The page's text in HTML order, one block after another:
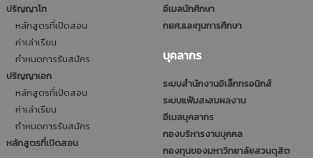
ปริญญาโท
หลักสูตรที่เปิดสอน
ค่าเล่าเรียน
กำหนดการรับสมัคร
ปริญญาเอก
หลักสูตรที่เปิดสอน
ค่าเล่าเรียน
กำหนดการรับสมัคร
หลักสูตรที่เปิดสอน
อีเมลนักศึกษา
กยศ.และทุนการศึกษา
บุคลากร
ระบบสำนักงานอิเล็กทรอนิกส์
ระบบแฟ้มสะสมผลงาน
อีเมลบุคลากร
กองบริหารงานบุคคล
กองทุนของมหาวิทยาลัยสวนดุสิต